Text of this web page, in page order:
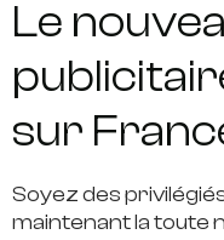
Le
sur
Soyez des
maintenant la toute